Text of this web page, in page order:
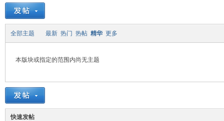
S
» ›
全部主题 最新 热门 热帖 精华 更多
本版块或指定的范围内尚无主题
快速发帖